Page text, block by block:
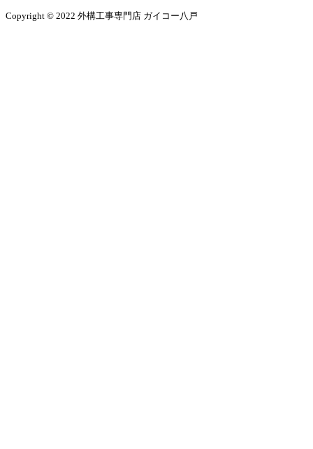
Copyright © 2022 外構工事専門店 ガイコー八戸